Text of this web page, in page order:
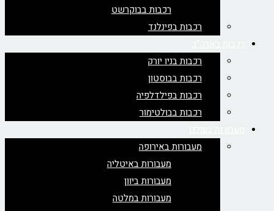
רכבות בבוקרשט
רכבות בפינלנד
רכבות בניו יורק
רכבות בבוסטון
רכבות בפילדלפיה
רכבות בבולטימור
מעבורות באירופה
מעבורות באיטליה
מעבורות ביוון
מעבורות במלטה